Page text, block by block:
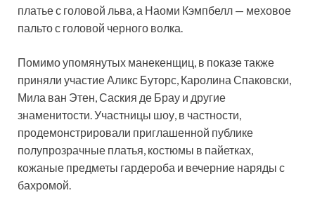
платье с головой льва, а Наоми Кэмпбелл — меховое
пальто с головой черного волка.
Помимо упомянутых манекенщиц, в показе также
приняли участие Аликс Буторс, Каролина Спаковски,
Мила ван Этен, Саския де Брау и другие
знаменитости. Участницы шоу, в частности,
продемонстрировали приглашенной публике
полупрозрачные платья, костюмы в пайетках,
кожаные предметы гардероба и вечерние наряды с
бахромой.